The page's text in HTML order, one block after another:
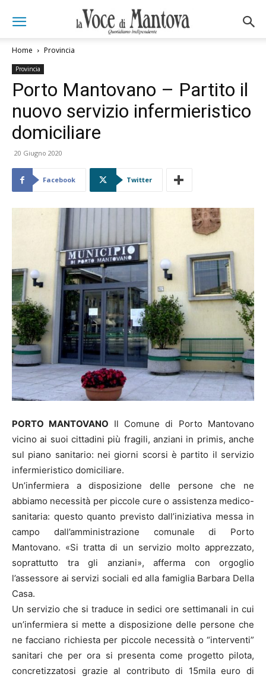
Home Provincia
Provincia
Porto Mantovano – Partito il
nuovo servizio infermieristico
domiciliare
20 Giugno 2020
Facebook Twitter
PORTO MANTOVANO Il Comune di Porto Mantovano
vicino ai suoi cittadini più fragili, anziani in primis, anche
sul piano sanitario: nei giorni scorsi è partito il servizio
infermieristico domiciliare.
Un’infermiera a disposizione delle persone che ne
abbiamo necessità per piccole cure o assistenza medico-
sanitaria: questo quanto previsto dall’iniziativa messa in
campo dall’amministrazione comunale di Porto
Mantovano. «Si tratta di un servizio molto apprezzato,
soprattutto tra gli anziani», afferma con orgoglio
l’assessore ai servizi sociali ed alla famiglia Barbara Della
Casa.
Un servizio che si traduce in sedici ore settimanali in cui
un’infermiera si mette a disposizione delle persone che
ne facciano richiesta per piccole necessità o “interventi”
sanitari che per ora si presenta come progetto pilota,
concretizzatosi grazie al contributo di 15mila euro di